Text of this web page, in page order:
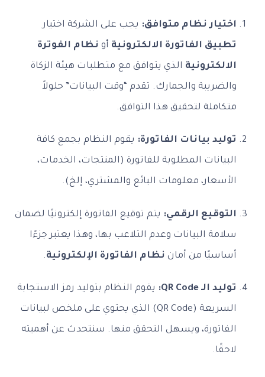
اختيار نظام متوافق: يجب على الشركة اختيار
تطبيق الفاتورة الالكترونية أو نظام الفوترة
الالكترونية الذي يتوافق مع متطلبات هيئة الزكاة
والضريبة والجمارك. تقدم “وقت البيانات” حلولاً
متكاملة لتحقيق هذا التوافق.
توليد بيانات الفاتورة: يقوم النظام بجمع كافة
البيانات المطلوبة للفاتورة (المنتجات، الخدمات،
الأسعار، معلومات البائع والمشتري، إلخ).
التوقيع الرقمي: يتم توقيع الفاتورة إلكترونيًا لضمان
سلامة البيانات وعدم التلاعب بها، وهذا يعتبر جزءًا
أساسيًا من أمان نظام الفاتورة الإلكترونية.
توليد الـ QR Code: يقوم النظام بتوليد رمز الاستجابة
السريعة (QR Code) الذي يحتوي على ملخص لبيانات
الفاتورة، ويسهل التحقق منها. سنتحدث عن أهميته
لاحقًا.